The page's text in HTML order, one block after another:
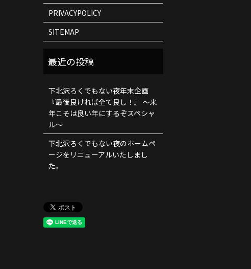
PRIVACYPOLICY
SITEMAP
下北沢ろくでもない夜年末企画
『最後良ければ全て良し！』 ～来
年こそは良い年にするぞスペシャ
ル～
下北沢ろくでもない夜のホームペ
ージをリニューアルいたしまし
た。